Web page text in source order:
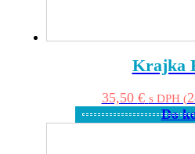
Krajka
35,50 € s DPH (
Do